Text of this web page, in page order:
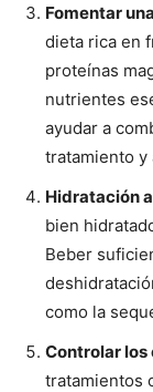
Fomentar
dieta rica en
proteínas
nutrientes
ayudar a
tratamiento y
Hidratación
bien
Beber
como la
Controlar
tratamientos